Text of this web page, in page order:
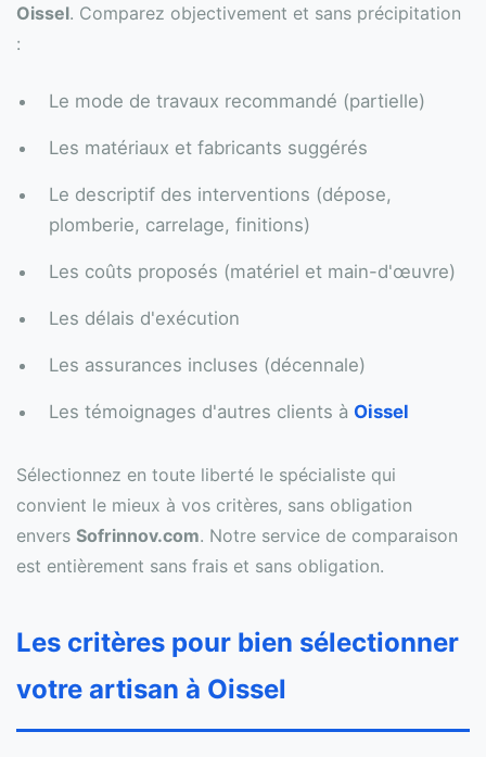
Oissel. Comparez objectivement et sans précipitation
:
Le mode de travaux recommandé (partielle)
Les matériaux et fabricants suggérés
Le descriptif des interventions (dépose,
plomberie, carrelage, finitions)
Les coûts proposés (matériel et main-d'œuvre)
Les délais d'exécution
Les assurances incluses (décennale)
Les témoignages d'autres clients à Oissel
Sélectionnez en toute liberté le spécialiste qui
convient le mieux à vos critères, sans obligation
envers Sofrinnov.com. Notre service de comparaison
est entièrement sans frais et sans obligation.
Les critères pour bien sélectionner
votre artisan à Oissel